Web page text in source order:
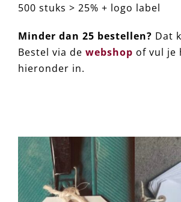
500 stuks > 25% + logo label
Minder dan 25 bestellen? Dat
Bestel via de webshop of vul je
hieronder in.